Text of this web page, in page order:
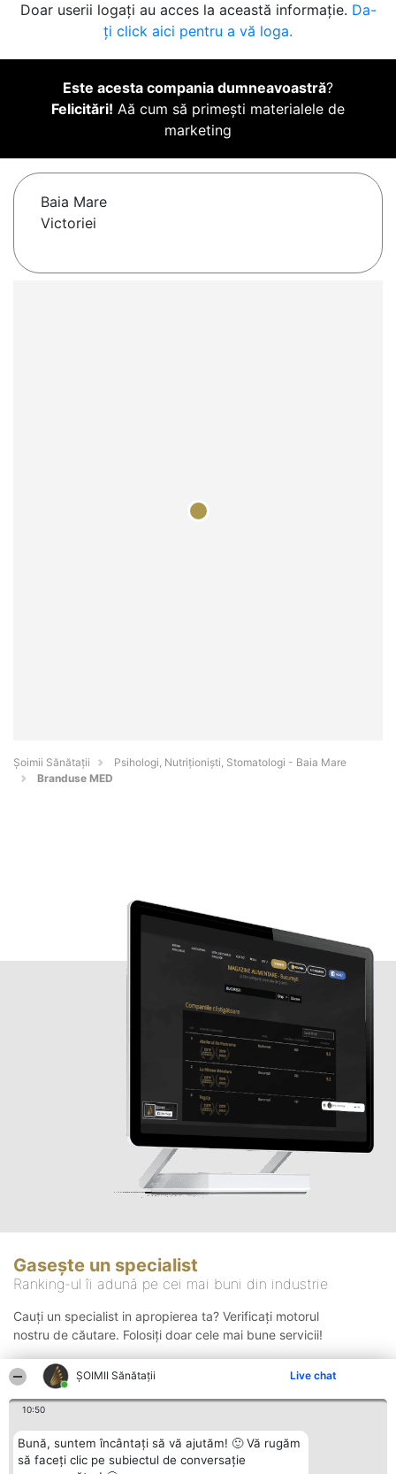
ŞOIMII Sănătații Live chat
10:50
Bună, suntem încântați să vă ajutăm! 🙂 Vă rugăm
să faceți clic pe subiectul de conversație
Doar userii logați au acces la această informație. Da-
ți click aici pentru a vă loga.
Este acesta compania dumneavoastră?
Felicitări! Aă cum să primești materialele de
marketing
Baia Mare
Victoriei
Şoimii Sănătații
Psihologi, Nutriționiști, Stomatologi - Baia Mare
Branduse MED
Gasește un specialist
Ranking-ul îi adună pe cei mai buni din industrie
Cauți un specialist in apropierea ta? Verificați motorul
nostru de căutare. Folosiți doar cele mai bune servicii!